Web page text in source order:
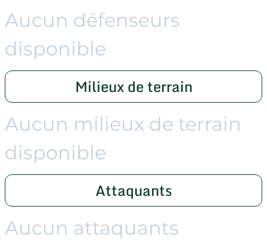
Aucun défenseurs
disponible
Milieux de terrain
Aucun milieux de terrain
disponible
Attaquants
Aucun attaquants